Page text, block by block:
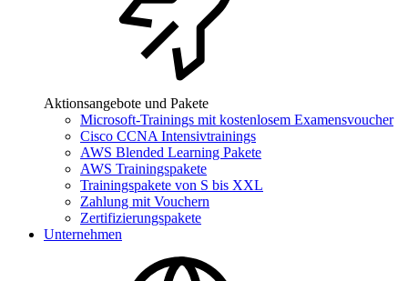
Aktionsangebote und Pakete
Microsoft-Trainings mit kostenlosem Examensvoucher
Cisco CCNA Intensivtrainings
AWS Blended Learning Pakete
AWS Trainingspakete
Trainingspakete von S bis XXL
Zahlung mit Vouchern
Zertifizierungspakete
Unternehmen